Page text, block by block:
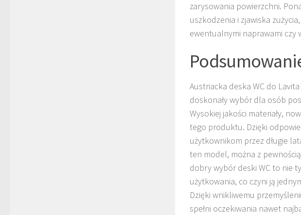
zarysowania powierzchni.
uszkodzenia i zjawiska
ewentualnymi naprawami czy
Austriacka deska WC do
doskonały wybór dla osób
Wysokiej jakości materiały,
tego produktu. Dzięki
użytkownikom przez długie
ten model, można z
dobry wybór deski WC to nie
użytkowania, co czyni ją
Dzięki wnikliwemu
spełni oczekiwania nawet